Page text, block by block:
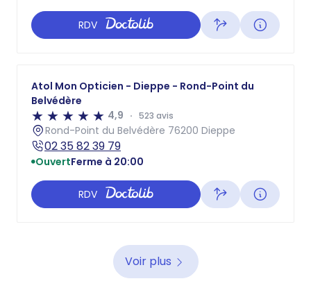
RDV
Atol Mon Opticien - Dieppe - Rond-Point du
Belvédère
4,9
523 avis
Rond-Point du Belvédère 76200 Dieppe
02 35 82 39 79
OuvertFerme à 20:00
RDV
Voir plus